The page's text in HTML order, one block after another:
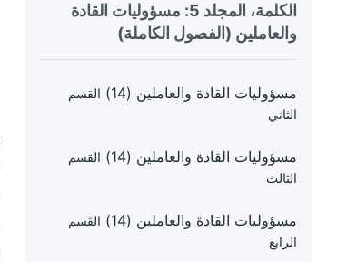
الكلمة، المجلد 5: مسؤوليات القادة
والعاملين (الفصول الكاملة)
مسؤوليات القادة والعاملين (14)
مسؤوليات القادة والعاملين (14)
القسم
الثاني
مسؤوليات القادة والعاملين (14)
القسم
الثالث
مسؤوليات القادة والعاملين (14)
القسم
الرابع